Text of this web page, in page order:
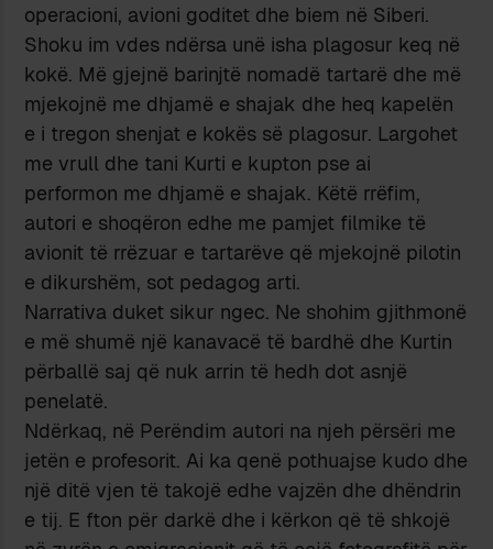
operacioni, avioni goditet dhe biem në Siberi.
Shoku im vdes ndërsa unë isha plagosur keq në
kokë. Më gjejnë barinjtë nomadë tartarë dhe më
mjekojnë me dhjamë e shajak dhe heq kapelën
e i tregon shenjat e kokës së plagosur. Largohet
me vrull dhe tani Kurti e kupton pse ai
performon me dhjamë e shajak. Këtë rrëfim,
autori e shoqëron edhe me pamjet filmike të
avionit të rrëzuar e tartarëve që mjekojnë pilotin
e dikurshëm, sot pedagog arti.
Narrativa duket sikur ngec. Ne shohim gjithmonë
e më shumë një kanavacë të bardhë dhe Kurtin
përballë saj që nuk arrin të hedh dot asnjë
penelatë.
Ndërkaq, në Perëndim autori na njeh përsëri me
jetën e profesorit. Ai ka qenë pothuajse kudo dhe
një ditë vjen të takojë edhe vajzën dhe dhëndrin
e tij. E fton për darkë dhe i kërkon që të shkojë